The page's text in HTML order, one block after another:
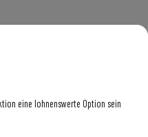
eine lohnenswerte Option sein